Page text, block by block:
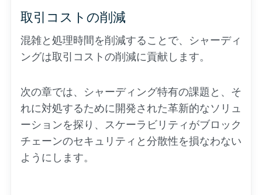
取引コストの削減
混雑と処理時間を削減することで、シャーディ
ングは取引コストの削減に貢献します。
次の章では、シャーディング特有の課題と、そ
れに対処するために開発された革新的なソリュ
ーションを探り、スケーラビリティがブロック
チェーンのセキュリティと分散性を損なわない
ようにします。